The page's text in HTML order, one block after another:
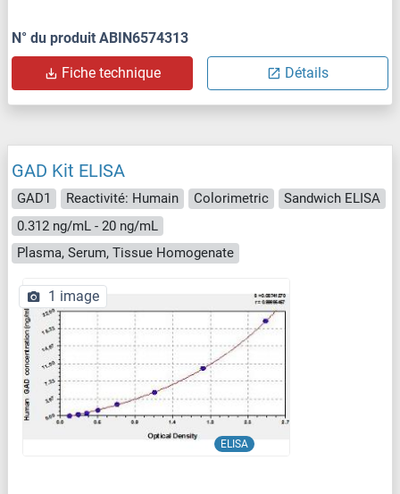
N° du produit ABIN6574313
Fiche technique Détails
GAD Kit ELISA
GAD1 Reactivité: Humain Colorimetric
Sandwich ELISA
0.312 ng/mL - 20 ng/mL
Plasma, Serum, Tissue Homogenate
ELISA
1 image